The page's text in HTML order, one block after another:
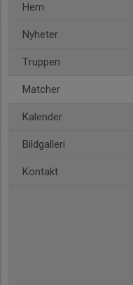
Hem
Nyheter
Truppen
Matcher
Kalender
Bildgalleri
Kontakt